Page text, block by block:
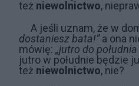
też niewolnictwo,
A jeśli uznam, że w
dostaniesz bata!”a ona
mówię: „jutro do
jutro w południe będzie
też niewolnictwo, nie?